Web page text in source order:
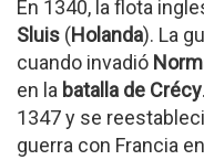
En 1340, la flota
Sluis (Holanda). La
cuando invadió
en la batalla de Crécy
1347 y se
guerra con Francia